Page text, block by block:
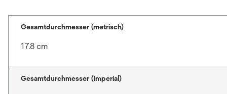
Gesamtdurchmesser (metrisch)
17.8 cm
Gesamtdurchmesser (imperial)